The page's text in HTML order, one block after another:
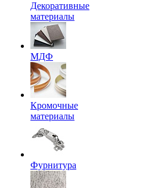
Декоративные
материалы
МДФ
Кромочные
материалы
Фурнитура